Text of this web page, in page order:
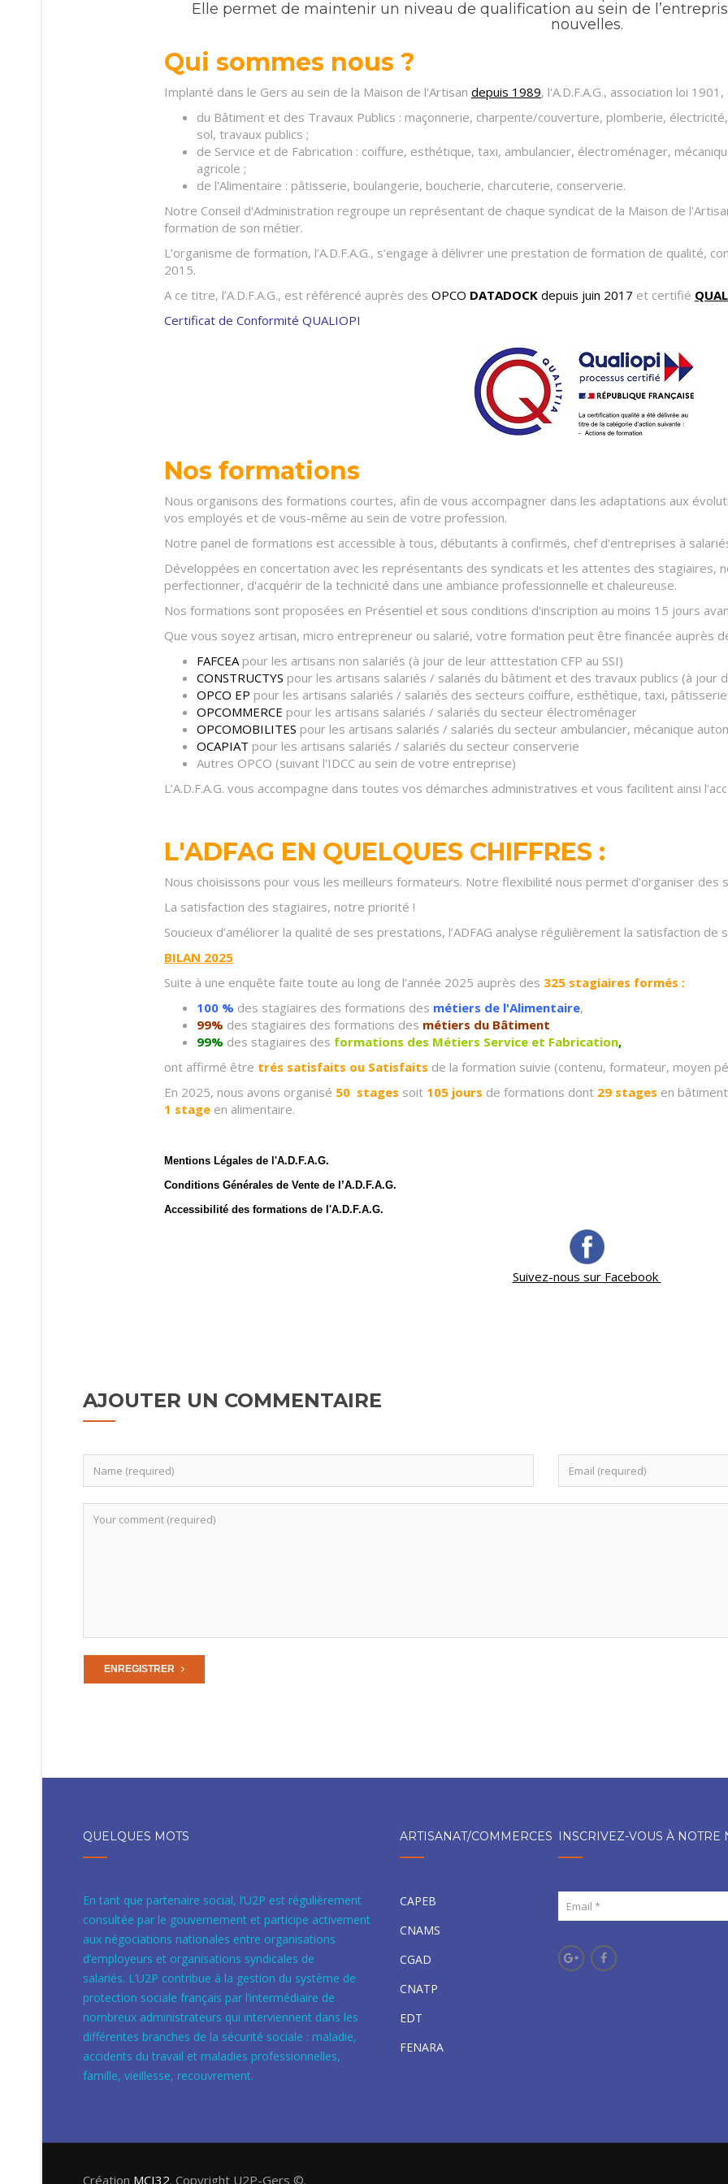
Elle permet de maintenir un niveau de qualification au sein de
nouvelles.
Qui sommes nous ?
Implanté dans le Gers au sein de la Maison de l'Artisan depuis 1989, l'A.D.F.A.G., association loi
du Bâtiment et des Travaux Publics : maçonnerie, charpente/couverture, plomberie,
sol, travaux publics ;
de Service et de Fabrication : coiffure, esthétique, taxi, ambulancier, électroménager,
agricole ;
de l'Alimentaire : pâtisserie, boulangerie, boucherie, charcuterie, conserverie.
Notre Conseil d'Administration regroupe un représentant de chaque syndicat de la Maison de
formation de son métier.
L’organisme de formation, l’A.D.F.A.G., s’engage à délivrer une prestation de formation de qualité,
2015.
A ce titre, l’A.D.F.A.G., est référencé auprès des OPCO DATADOCK depuis juin 2017 et certifié
Certificat de Conformité QUALIOPI
Nos formations
Nous organisons des formations courtes, afin de vous accompagner dans les adaptations aux
vos employés et de vous-même au sein de votre profession.
Notre panel de formations est accessible à tous, débutants à confirmés, chef d’entreprises à
Développées en concertation avec les représentants des syndicats et les attentes des stagiaires,
perfectionner, d'acquérir de la technicité dans une ambiance professionnelle et chaleureuse.
Nos formations sont proposées en Présentiel et sous conditions d'inscription au moins 15 jours
Que vous soyez artisan, micro entrepreneur ou salarié, votre formation peut être financée auprès
FAFCEApour les artisans non salariés (à jour de leur atttestation CFP au SSI)
CONSTRUCTYS pour les artisans salariés / salariés du bâtiment et des travaux publics (à jour
OPCO EP pour les artisans salariés / salariés des secteurs coiffure, esthétique, taxi,
OPCOMMERCE pour les artisans salariés / salariés du secteur électroménager
OPCOMOBILITES pour les artisans salariés / salariés du secteur ambulancier, mécanique
OCAPIAT pour les artisans salariés / salariés du secteur conserverie
Autres OPCO (suivant l'IDCC au sein de votre entreprise)
L’A.D.F.A.G. vous accompagne dans toutes vos démarches administratives et vous facilitent ainsi
L'ADFAG EN QUELQUES CHIFFRES :
Nous choisissons pour vous les meilleurs formateurs. Notre flexibilité nous permet d’organiser des
La satisfaction des stagiaires, notre priorité !
Soucieux d’améliorer la qualité de ses prestations, l’ADFAG analyse régulièrement la satisfaction de
BILAN 2025
Suite à une enquête faite toute au long de l’année 2025 auprès des 325 stagiaires formés :
100 % des stagiaires des formations des métiers de l'Alimentaire,
99% des stagiaires des formations des métiers du Bâtiment
99% des stagiaires des formations des Métiers Service et Fabrication,
ont affirmé être trés satisfaits ou Satisfaits de la formation suivie (contenu, formateur, moyen
En 2025, nous avons organisé 50 stages soit 105 jours de formations dont 29 stages en
1 stage en alimentaire.
Mentions Légales de l'A.D.F.A.G.
Conditions Générales de Vente de l’A.D.F.A.G.
Accessibilité des formations de l'A.D.F.A.G.
Suivez-nous sur Facebook
AJOUTER UN COMMENTAIRE
ENREGISTRER
QUELQUES MOTS
En tant que partenaire social, l’U2P est régulièrement
consultée par le gouvernement et participe activement
aux négociations nationales entre organisations
d’employeurs et organisations syndicales de
salariés. L’U2P contribue à la gestion du système de
protection sociale français par l’intermédiaire de
nombreux administrateurs qui interviennent dans les
différentes branches de la sécurité sociale : maladie,
accidents du travail et maladies professionnelles,
famille, vieillesse, recouvrement.
ARTISANAT/COMMERCES
CAPEB
CNAMS
CGAD
CNATP
EDT
FENARA
INSCRIVEZ-VOUS À NOTRE
Création MCI32. Copyright U2P-Gers ©.